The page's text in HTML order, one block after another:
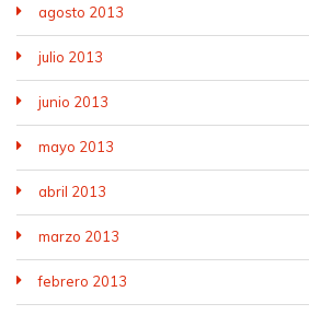
agosto 2013
julio 2013
junio 2013
mayo 2013
abril 2013
marzo 2013
febrero 2013